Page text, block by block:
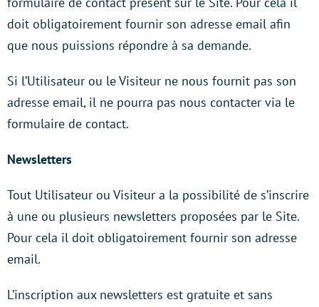
doit obligatoirement fournir son adresse email afin
que nous puissions répondre à sa demande.
Si l’Utilisateur ou le Visiteur ne nous fournit pas son
adresse email, il ne pourra pas nous contacter via le
formulaire de contact.
Newsletters
Tout Utilisateur ou Visiteur a la possibilité de s’inscrire
à une ou plusieurs newsletters proposées par le Site.
Pour cela il doit obligatoirement fournir son adresse
email.
L’inscription aux newsletters est gratuite et sans